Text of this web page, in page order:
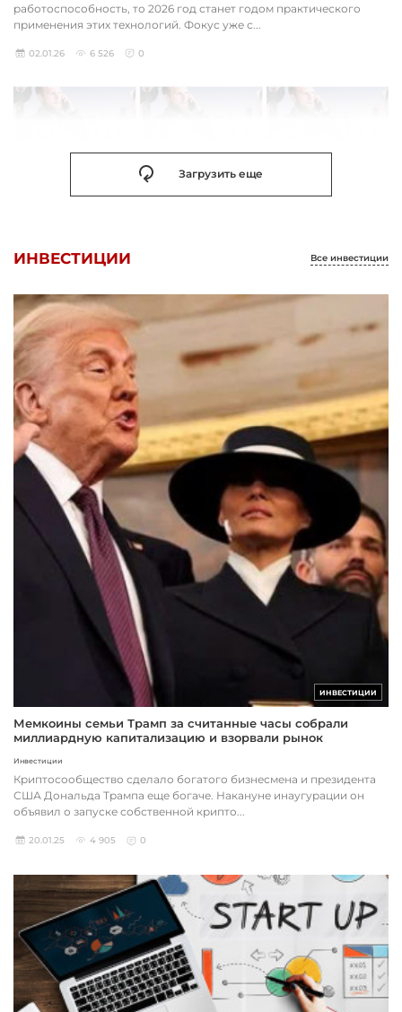
работоспособность, то 2026 год станет годом практического
применения этих технологий. Фокус уже с...
02.01.26 6 526 0
Загрузить еще
ИНВЕСТИЦИИ Все инвестиции
ИНВЕСТИЦИИ
Мемкоины семьи Трамп за считанные часы собрали
миллиардную капитализацию и взорвали рынок
Инвестиции
Криптосообщество сделало богатого бизнесмена и президента
США Дональда Трампа еще богаче. Накануне инаугурации он
объявил о запуске собственной крипто...
20.01.25 4 905 0